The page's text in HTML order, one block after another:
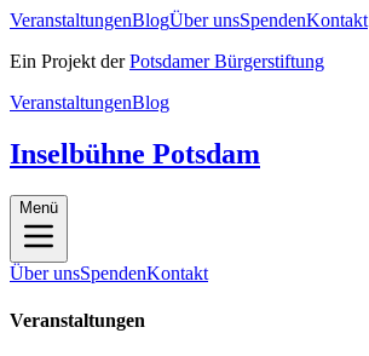
VeranstaltungenBlogÜber unsSpendenKontakt
Ein Projekt der Potsdamer Bürgerstiftung
VeranstaltungenBlog
Inselbühne Potsdam
Menü
Über unsSpendenKontakt
Veranstaltungen